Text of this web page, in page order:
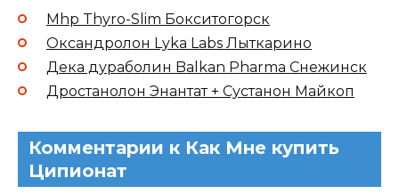
Mhp Thyro-Slim Бокситогорск
Оксандролон Lyka Labs Лыткарино
Дека дураболин Balkan Pharma Снежинск
Дростанолон Энантат + Сустанон Майкоп
Комментарии к Как Мне купить
Ципионат